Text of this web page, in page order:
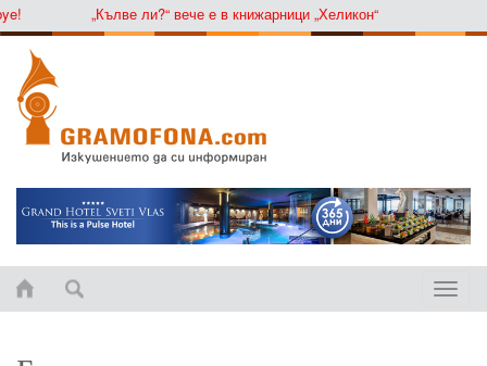
„Кълве ли?“ вече е в книжарници „Хеликон“
Toggle